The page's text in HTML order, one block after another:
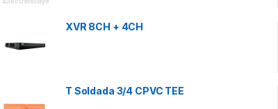
XVR 8CH + 4CH
T Soldada 3/4 CPVC TEE